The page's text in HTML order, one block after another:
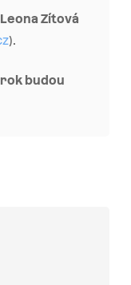
Leona Zítová
).
budou